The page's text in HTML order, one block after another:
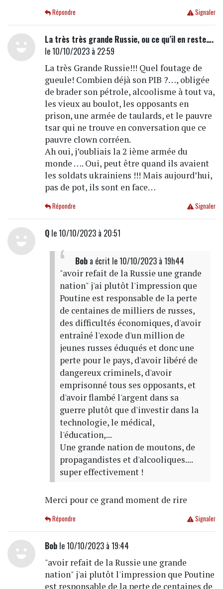
Signaler
Répondre
La très très grande Russie, ou ce qu’il en reste….
le 10/10/2023 à 22:59
La très Grande Russie!!! Quel foutage de
gueule! Combien déjà son PIB ?…, obligée
de brader son pétrole, alcoolisme à tout va,
les vieux au boulot, les opposants en
prison, une armée de taulards, et le pauvre
tsar qui ne trouve en conversation que ce
pauvre clown corréen.
Ah oui, j’oubliais la 2 ième armée du
monde …. Oui, peut être quand ils avaient
les soldats ukrainiens !!! Mais aujourd’hui,
pas de pot, ils sont en face…
Signaler
Répondre
Qle 10/10/2023 à 20:51
Boba écrit le 10/10/2023 à 19h44
"avoir refait de la Russie une grande
nation" j'ai plutôt l'impression que
Poutine est responsable de la perte
de centaines de milliers de russes,
des difficultés économiques, d'avoir
entraîné l'exode d'un million de
jeunes russes éduqués et donc une
perte pour le pays, d'avoir libéré de
dangereux criminels, d'avoir
emprisonné tous ses opposants, et
d'avoir flambé l'argent dans sa
guerre plutôt que d'investir dans la
technologie, le médical,
l'éducation,...
Une grande nation de moutons, de
propagandistes et d'alcooliques....
super effectivement !
Merci pour ce grand moment de rire
Signaler
Répondre
Boble 10/10/2023 à 19:44
"avoir refait de la Russie une grande
nation" j'ai plutôt l'impression que Poutine
est responsable de la perte de centaines de